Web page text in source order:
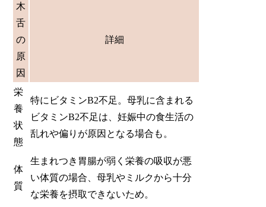
木
舌
の
原
因
詳細
栄
養
状
態
特にビタミンB2不足。母乳に含まれる
ビタミンB2不足は、妊娠中の食生活の
乱れや偏りが原因となる場合も。
体
質
生まれつき胃腸が弱く栄養の吸収が悪
い体質の場合、母乳やミルクから十分
な栄養を摂取できないため。